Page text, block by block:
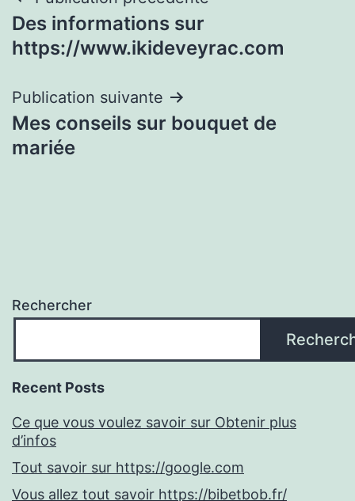
de
Des informations sur
https://www.ikideveyrac.com
Publication suivante
Mes conseils sur bouquet de
mariée
Rechercher
Recent Posts
Ce que vous voulez savoir sur Obtenir plus
d’infos
Tout savoir sur https://google.com
Vous allez tout savoir https://bibetbob.fr/